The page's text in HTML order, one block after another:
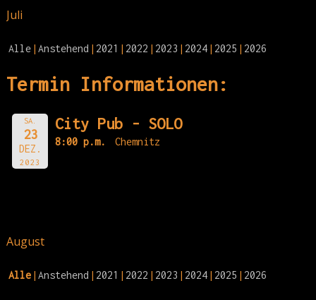
Juli
Alle Anstehend 2021 2022 2023 2024 2025 2026
Termin Informationen:
SA.
23
DEZ.
2023
City Pub - SOLO
8:00 p.m. Chemnitz
August
Alle Anstehend 2021 2022 2023 2024 2025 2026